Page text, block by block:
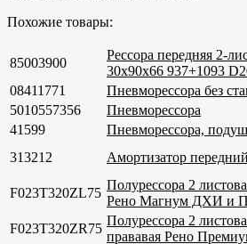
Похожие товары:
85003900
Рессора передняя 2-
30x90x66 937+1093
08411771
Пневморессора без
5010557356
Пневморессора
41599
Пневморессора,
313212
Амортизатор
F023T320ZL75
Полурессора 2
Рено Магнум ДХИ и
F023T320ZR75
Полурессора 2
прававая Рено